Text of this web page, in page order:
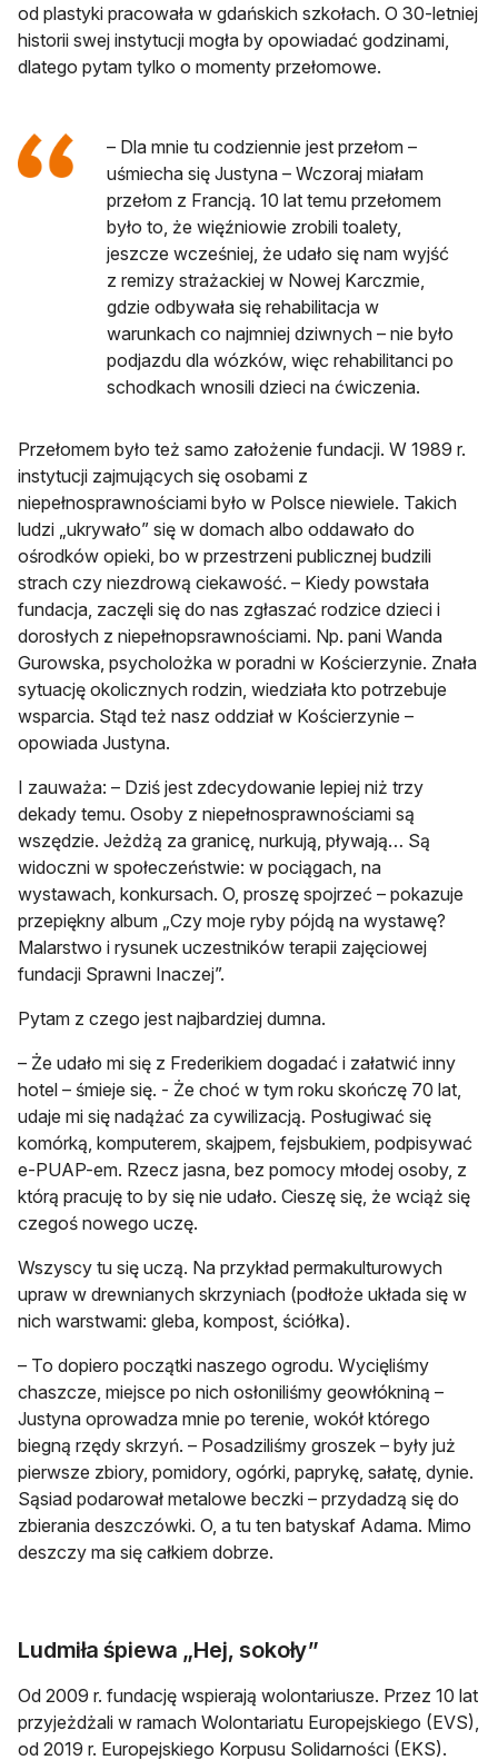
od plastyki pracowała w gdańskich szkołach. O 30-letniej
historii swej instytucji mogła by opowiadać godzinami,
dlatego pytam tylko o momenty przełomowe.
– Dla mnie tu codziennie jest przełom –
uśmiecha się Justyna – Wczoraj miałam
przełom z Francją. 10 lat temu przełomem
było to, że więźniowie zrobili toalety,
jeszcze wcześniej, że udało się nam wyjść
z remizy strażackiej w Nowej Karczmie,
gdzie odbywała się rehabilitacja w
warunkach co najmniej dziwnych – nie było
podjazdu dla wózków, więc rehabilitanci po
schodkach wnosili dzieci na ćwiczenia.
Przełomem było też samo założenie fundacji. W 1989 r.
instytucji zajmujących się osobami z
niepełnosprawnościami było w Polsce niewiele. Takich
ludzi „ukrywało” się w domach albo oddawało do
ośrodków opieki, bo w przestrzeni publicznej budzili
strach czy niezdrową ciekawość. – Kiedy powstała
fundacja, zaczęli się do nas zgłaszać rodzice dzieci i
dorosłych z niepełnopsrawnościami. Np. pani Wanda
Gurowska, psycholożka w poradni w Kościerzynie. Znała
sytuację okolicznych rodzin, wiedziała kto potrzebuje
wsparcia. Stąd też nasz oddział w Kościerzynie –
opowiada Justyna.
I zauważa: – Dziś jest zdecydowanie lepiej niż trzy
dekady temu. Osoby z niepełnosprawnościami są
wszędzie. Jeżdżą za granicę, nurkują, pływają… Są
widoczni w społeczeństwie: w pociągach, na
wystawach, konkursach. O, proszę spojrzeć – pokazuje
przepiękny album „Czy moje ryby pójdą na wystawę?
Malarstwo i rysunek uczestników terapii zajęciowej
fundacji Sprawni Inaczej”.
Pytam z czego jest najbardziej dumna.
– Że udało mi się z Frederikiem dogadać i załatwić inny
hotel – śmieje się. - Że choć w tym roku skończę 70 lat,
udaje mi się nadążać za cywilizacją. Posługiwać się
komórką, komputerem, skajpem, fejsbukiem, podpisywać
e-PUAP-em. Rzecz jasna, bez pomocy młodej osoby, z
którą pracuję to by się nie udało. Cieszę się, że wciąż się
czegoś nowego uczę.
Wszyscy tu się uczą. Na przykład permakulturowych
upraw w drewnianych skrzyniach (podłoże układa się w
nich warstwami: gleba, kompost, ściółka).
– To dopiero początki naszego ogrodu. Wycięliśmy
chaszcze, miejsce po nich osłoniliśmy geowłókniną –
Justyna oprowadza mnie po terenie, wokół którego
biegną rzędy skrzyń. – Posadziliśmy groszek – były już
pierwsze zbiory, pomidory, ogórki, paprykę, sałatę, dynie.
Sąsiad podarował metalowe beczki – przydadzą się do
zbierania deszczówki. O, a tu ten batyskaf Adama. Mimo
deszczy ma się całkiem dobrze.
Ludmiła śpiewa „Hej, sokoły”
Od 2009 r. fundację wspierają wolontariusze. Przez 10 lat
przyjeżdżali w ramach Wolontariatu Europejskiego (EVS),
od 2019 r. Europejskiego Korpusu Solidarności (EKS).